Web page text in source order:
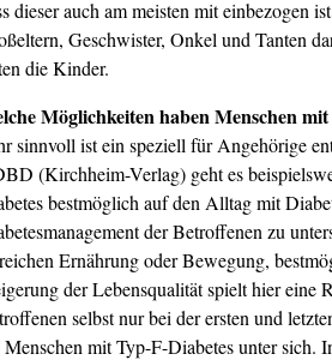
dieser auch am meisten mit einbezogen
Geschwister, Onkel und Tanten
die Kinder.
Möglichkeiten haben Menschen
sinnvoll ist ein speziell für Angehörige
(Kirchheim-Verlag) geht es
bestmöglich auf den Alltag mit
der Betroffenen zu
Ernährung oder Bewegung,
der Lebensqualität spielt hier eine
selbst nur bei der ersten und
mit Typ-F-Diabetes unter sich.